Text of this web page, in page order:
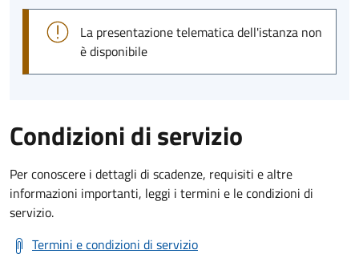
La presentazione telematica dell'istanza non
è disponibile
Condizioni di servizio
Per conoscere i dettagli di scadenze, requisiti e altre
informazioni importanti, leggi i termini e le condizioni di
servizio.
Termini e condizioni di servizio